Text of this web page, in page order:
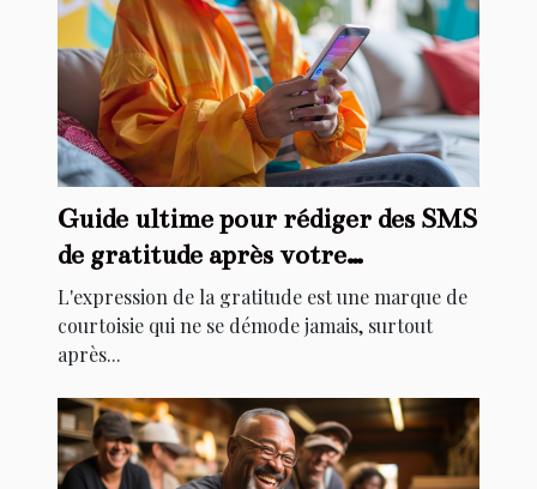
Guide ultime pour rédiger des SMS
de gratitude après votre
anniversaire
L'expression de la gratitude est une marque de
courtoisie qui ne se démode jamais, surtout
après...